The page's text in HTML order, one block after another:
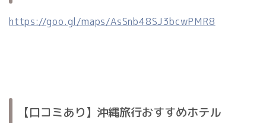
https://goo.gl/maps/AsSnb48SJ3bcwPMR8
【口コミあり】沖縄旅行おすすめホテル